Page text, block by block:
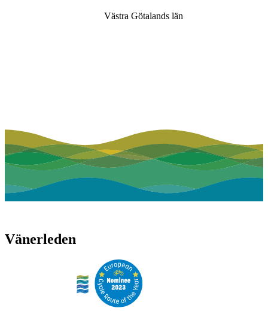
Västra Götalands län
Vänerleden